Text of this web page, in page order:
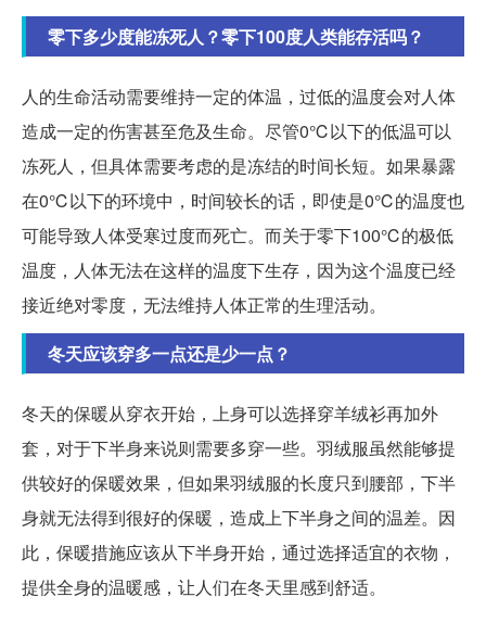
零下多少度能冻死人？零下100度人类能存活吗？
人的生命活动需要维持一定的体温，过低的温度会对人体
造成一定的伤害甚至危及生命。尽管0℃以下的低温可以
冻死人，但具体需要考虑的是冻结的时间长短。如果暴露
在0℃以下的环境中，时间较长的话，即使是0℃的温度也
可能导致人体受寒过度而死亡。而关于零下100℃的极低
温度，人体无法在这样的温度下生存，因为这个温度已经
接近绝对零度，无法维持人体正常的生理活动。
冬天应该穿多一点还是少一点？
冬天的保暖从穿衣开始，上身可以选择穿羊绒衫再加外
套，对于下半身来说则需要多穿一些。羽绒服虽然能够提
供较好的保暖效果，但如果羽绒服的长度只到腰部，下半
身就无法得到很好的保暖，造成上下半身之间的温差。因
此，保暖措施应该从下半身开始，通过选择适宜的衣物，
提供全身的温暖感，让人们在冬天里感到舒适。